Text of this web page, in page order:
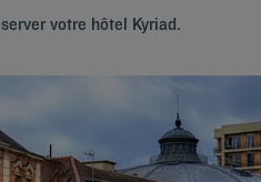
votre hôtel Kyriad.